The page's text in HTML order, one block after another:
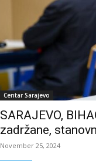
Centar Sarajevo
SARAJEVO,
zadržane,
November 25, 2024